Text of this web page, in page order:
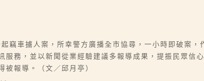
竊車擄人案，所幸警方廣播全市協尋，一小時即破案
務，並以新聞從業經驗建議多報導成果，提振民眾信
被報導。（文／邱月亭）